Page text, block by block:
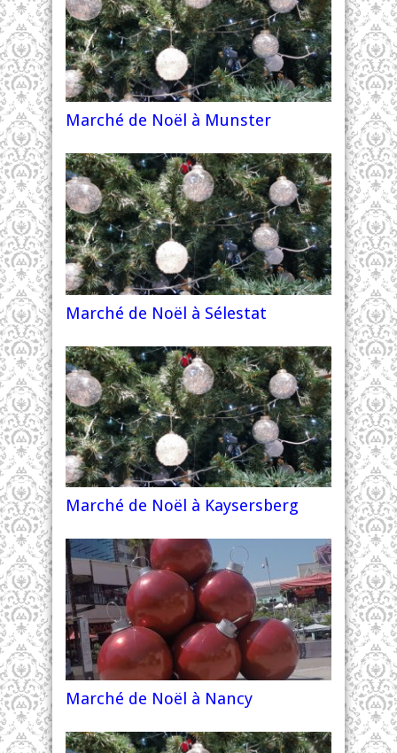
Marché de Noël à Munster
Marché de Noël à Sélestat
Marché de Noël à Kaysersberg
Marché de Noël à Nancy